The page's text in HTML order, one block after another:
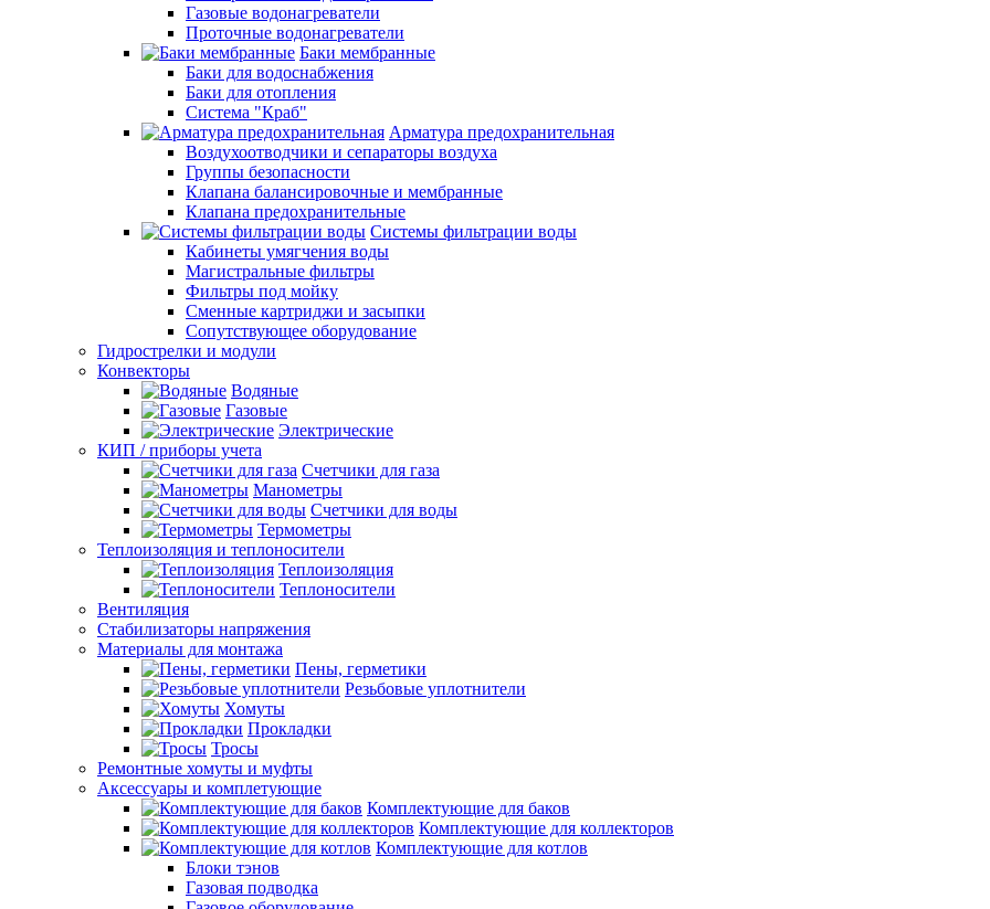
Газовые водонагреватели
Проточные водонагреватели
Баки мембранные
Баки для водоснабжения
Баки для отопления
Система "Краб"
Арматура предохранительная
Воздухоотводчики и сепараторы воздуха
Группы безопасности
Клапана балансировочные и мембранные
Клапана предохранительные
Системы фильтрации воды
Кабинеты умягчения воды
Магистральные фильтры
Фильтры под мойку
Сменные картриджи и засыпки
Сопутствующее оборудование
Гидрострелки и модули
Конвекторы
Водяные
Газовые
Электрические
КИП / приборы учета
Счетчики для газа
Манометры
Счетчики для воды
Термометры
Теплоизоляция и теплоносители
Теплоизоляция
Теплоносители
Вентиляция
Стабилизаторы напряжения
Материалы для монтажа
Пены, герметики
Резьбовые уплотнители
Хомуты
Прокладки
Тросы
Ремонтные хомуты и муфты
Аксессуары и комплетующие
Комплектующие для баков
Комплектующие для коллекторов
Комплектующие для котлов
Блоки тэнов
Газовая подводка